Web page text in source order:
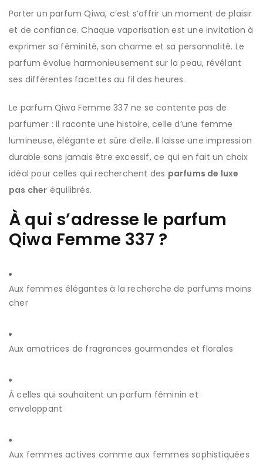
Porter un parfum Qiwa, c’est s’offrir un moment de plaisir
et de confiance. Chaque vaporisation est une invitation à
exprimer sa féminité, son charme et sa personnalité. Le
parfum évolue harmonieusement sur la peau, révélant
ses différentes facettes au fil des heures.
Le parfum Qiwa Femme 337 ne se contente pas de
parfumer : il raconte une histoire, celle d’une femme
lumineuse, élégante et sûre d’elle. Il laisse une impression
durable sans jamais être excessif, ce qui en fait un choix
idéal pour celles qui recherchent des parfums de luxe
pas cher équilibrés.
À qui s’adresse le parfum
Qiwa Femme 337 ?
Aux femmes élégantes à la recherche de parfums moins
cher
Aux amatrices de fragrances gourmandes et florales
À celles qui souhaitent un parfum féminin et
enveloppant
Aux femmes actives comme aux femmes sophistiquées